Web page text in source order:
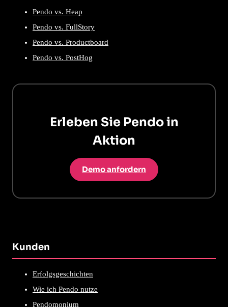
Pendo vs. Heap
Pendo vs. FullStory
Pendo vs. Productboard
Pendo vs. PostHog
Erleben Sie Pendo in
Aktion
Demo anfordern
Kunden
Erfolgsgeschichten
Wie ich Pendo nutze
Pendomonium